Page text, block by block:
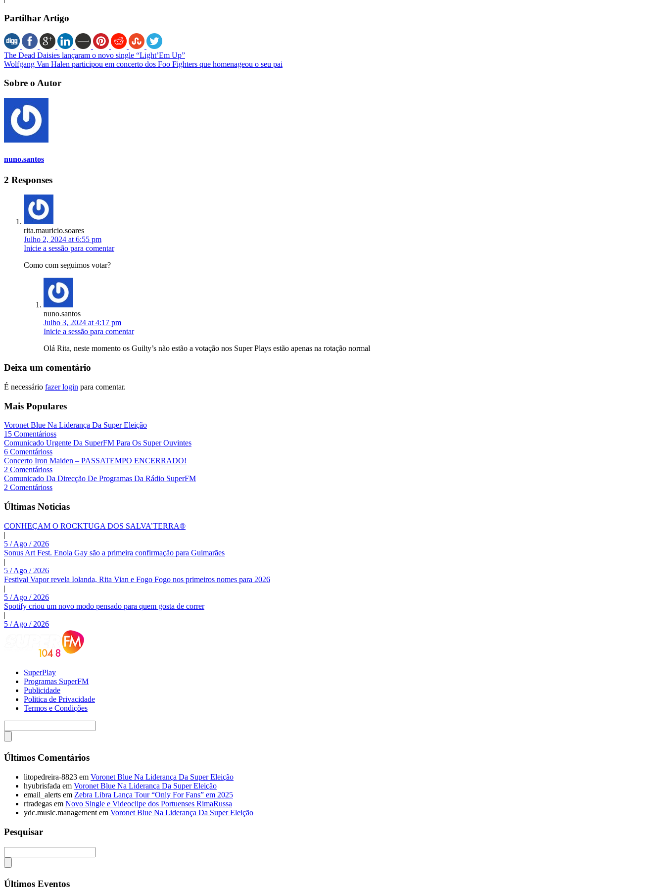
Partilhar Artigo
The Dead Daisies lançaram o novo single “Light’Em Up”
Wolfgang Van Halen participou em concerto dos Foo Fighters que homenageou o seu pai
Sobre o Autor
nuno.santos
2 Responses
rita.mauricio.soares
Julho 2, 2024 at 6:55 pm
Inicie a sessão para comentar
Como com seguimos votar?
nuno.santos
Julho 3, 2024 at 4:17 pm
Inicie a sessão para comentar
Olá Rita, neste momento os Guilty’s não estão a votação nos Super Plays estão apenas na rotação normal
Deixa um comentário
É necessário fazer login para comentar.
Mais Populares
Voronet Blue Na Liderança Da Super Eleição
15 Comentárioss
Comunicado Urgente Da SuperFM Para Os Super Ouvintes
6 Comentárioss
Concerto Iron Maiden – PASSATEMPO ENCERRADO!
2 Comentárioss
Comunicado Da Direcção De Programas Da Rádio SuperFM
2 Comentárioss
Últimas Noticias
CONHEÇAM O ROCKTUGA DOS SALVA’TERRA®
|
5 / Ago / 2026
Sonus Art Fest. Enola Gay são a primeira confirmação para Guimarães
|
5 / Ago / 2026
Festival Vapor revela Iolanda, Rita Vian e Fogo Fogo nos primeiros nomes para 2026
|
5 / Ago / 2026
Spotify criou um novo modo pensado para quem gosta de correr
|
5 / Ago / 2026
SuperPlay
Programas SuperFM
Publicidade
Politica de Privacidade
Termos e Condições
Últimos Comentários
litopedreira-8823 em Voronet Blue Na Liderança Da Super Eleição
hyubrisfada em Voronet Blue Na Liderança Da Super Eleição
email_alerts em Zebra Libra Lança Tour “Only For Fans” em 2025
rtradegas em Novo Single e Videoclipe dos Portuenses RimaRussa
ydc.music.management em Voronet Blue Na Liderança Da Super Eleição
Pesquisar
Últimos Eventos